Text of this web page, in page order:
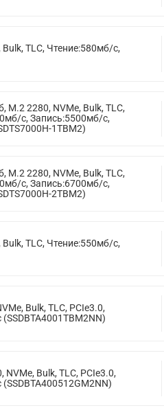
Bulk, TLC, Чтение:580мб/с,
M.2 2280, NVMe, Bulk, TLC,
с, Запись:5500мб/с,
1TBM2)
M.2 2280, NVMe, Bulk, TLC,
с, Запись:6700мб/с,
2TBM2)
Bulk, TLC, Чтение:550мб/с,
Bulk, TLC, PCIe3.0,
NVMe, Bulk, TLC, PCIe3.0,